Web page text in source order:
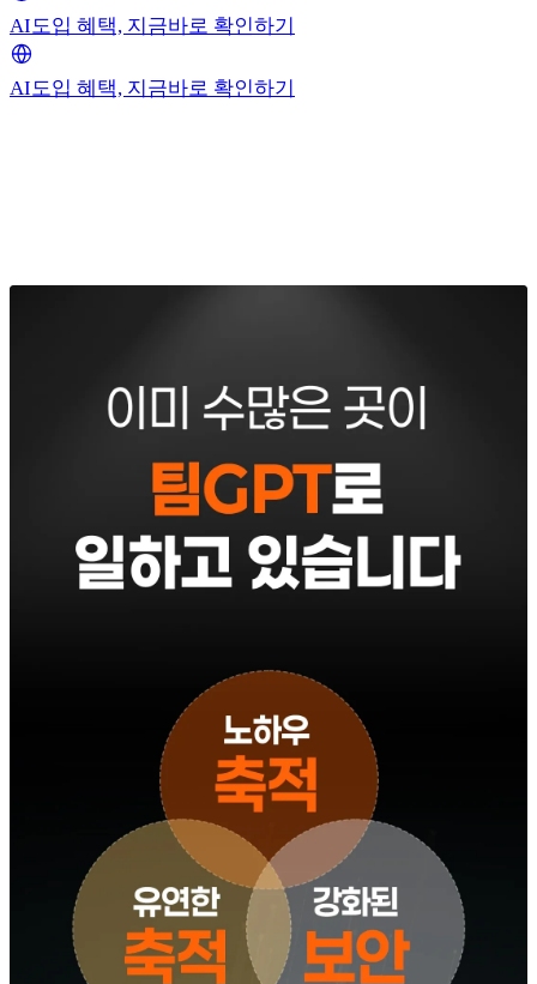
AI도입 혜택, 지금바로 확인하기
AI도입 혜택, 지금바로 확인하기